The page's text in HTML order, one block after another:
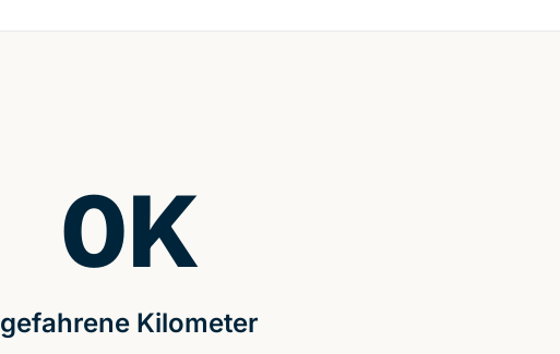
gefahrene Kilometer
0K